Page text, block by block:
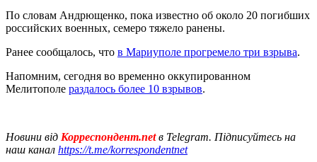
По словам Андрющенко, пока известно об около 20 погибших
российских военных, семеро тяжело ранены.
Ранее сообщалось, что в Мариуполе прогремело три взрыва.
Напомним, сегодня во временно оккупированном
Мелитополе раздалось более 10 взрывов.
Новини від Корреспондент.netв Telegram. Підписуйтесь на
наш канал https://t.me/korrespondentnet